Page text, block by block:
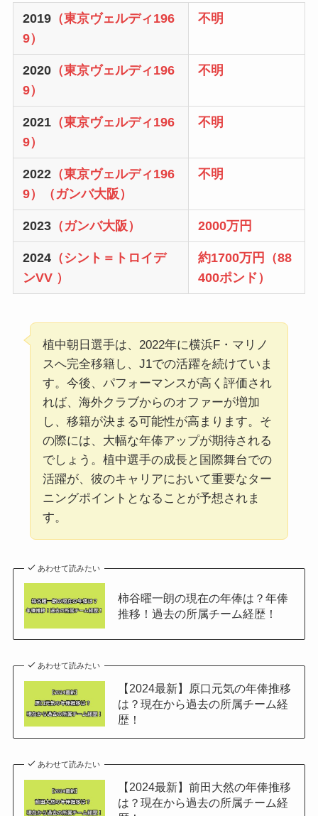
2019 （東京ヴェルディ196
9）
不明
2020 （東京ヴェルディ196
9）
不明
2021 （東京ヴェルディ196
9）
不明
2022 （東京ヴェルディ196
9）（ ガンバ大阪）
不明
2023 （ ガンバ大阪） 2000万円
2024 （ シント＝トロイデ
ンVV ）
約1700万円（88
400ポンド）
植中朝日選手は、2022年に横浜F・マリノ
スへ完全移籍し、J1での活躍を続けていま
す。今後、パフォーマンスが高く評価され
れば、海外クラブからのオファーが増加
し、移籍が決まる可能性が高まります。そ
の際には、大幅な年俸アップが期待される
でしょう。植中選手の成長と国際舞台での
活躍が、彼のキャリアにおいて重要なター
ニングポイントとなることが予想されま
す。
あわせて読みたい
柿谷曜一朗の現在の年俸は？年俸
推移！過去の所属チーム経歴！
あわせて読みたい
【2024最新】原口元気の年俸推移
は？現在から過去の所属チーム経
歴！
あわせて読みたい
【2024最新】前田大然の年俸推移
は？現在から過去の所属チーム経